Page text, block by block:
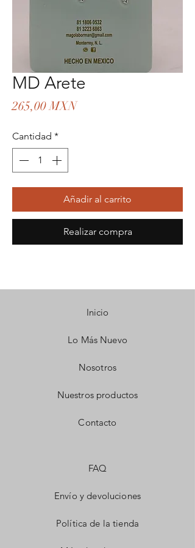
MD Arete
265,00 MXNPrecio
Cantidad *
Añadir al carrito
Realizar compra
Inicio
Lo Más Nuevo
Nosotros
Nuestros productos
Contacto
FAQ
Envío y devoluciones
Política de la tienda